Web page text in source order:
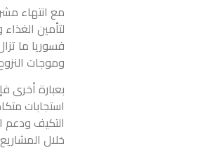
مع انتهاء
لتأمين
فسوريا ما
وموجات
بعبارة أخرى
استجابات
التكيف
خلال